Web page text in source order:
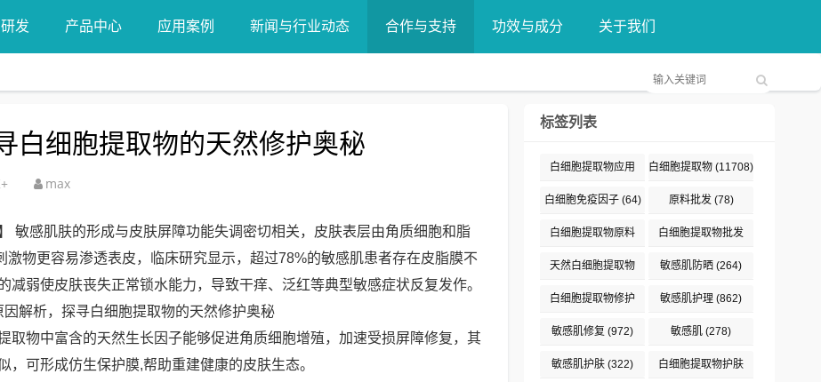
发 产品中心 应用案例 新闻与行业动态 合作与支持 功效与成分 关于我们
白细胞提取物的天然修护奥秘
max
敏感肌肤的形成与皮肤屏障功能失调密切相关，皮肤表层由角质细胞和脂
物更容易渗透表皮，临床研究显示，超过78%的敏感肌患者存在皮脂膜不
弱使皮肤丧失正常锁水能力，导致干痒、泛红等典型敏感症状反复发作。
取物中富含的天然生长因子能够促进角质细胞增殖，加速受损屏障修复，其
可形成仿生保护膜,帮助重建健康的皮肤生态。
标签列表
白细胞提取物应用
(376)
白细胞提取物 (11708)
白细胞免疫因子(64) 原料批发(78)
白细胞提取物原料
(132)
白细胞提取物批发
(89)
天然白细胞提取物
(187)
敏感肌防晒 (264)
白细胞提取物修护
(191)
敏感肌护理 (862)
敏感肌修复 (972) 敏感肌 (278)
敏感肌护肤 (322) 白细胞提取物护肤